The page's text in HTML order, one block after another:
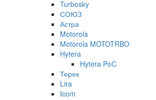
Turbosky
СОЮЗ
Астра
Motorola
Motorola MOTOTRBO
Hytera
Hytera PoC
Терек
Lira
Icom